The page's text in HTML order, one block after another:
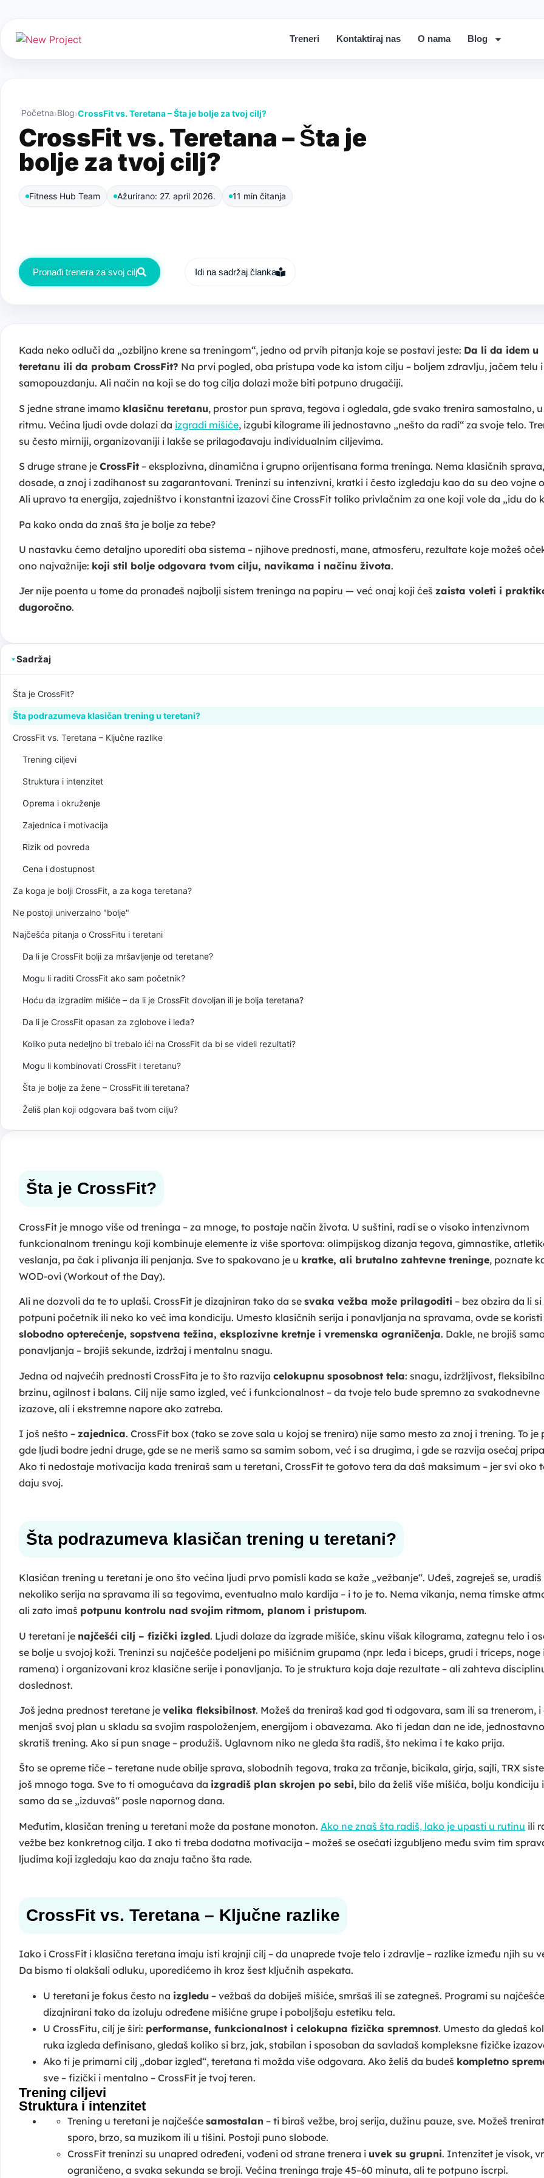
Treneri Kontaktiraj nas O nama Blog
Početna Blog CrossFit vs. Teretana – Šta je bolje za tvoj cilj?
CrossFit vs. Teretana – Šta je
bolje za tvoj cilj?
Fitness Hub Team Ažurirano: 27. april 2026. 11 min čitanja
Pronađi trenera za svoj cilj Idi na sadržaj članka
Kada neko odluči da „ozbiljno krene sa treningom“, jedno od prvih pitanja koje se postavi jeste: Da li da idem u
teretanu ili da probam CrossFit? Na prvi pogled, oba pristupa vode ka istom cilju – boljem zdravlju, jačem telu
samopouzdanju. Ali način na koji se do tog cilja dolazi može biti potpuno drugačiji.
S jedne strane imamo klasičnu teretanu, prostor pun sprava, tegova i ogledala, gde svako trenira samostalno,
ritmu. Većina ljudi ovde dolazi da izgradi mišiće, izgubi kilograme ili jednostavno „nešto da radi“ za svoje telo.
su često mirniji, organizovaniji i lakše se prilagođavaju individualnim ciljevima.
S druge strane je CrossFit – eksplozivna, dinamična i grupno orijentisana forma treninga. Nema klasičnih
dosade, a znoj i zadihanost su zagarantovani. Treninzi su intenzivni, kratki i često izgledaju kao da su deo vojne
Ali upravo ta energija, zajedništvo i konstantni izazovi čine CrossFit toliko privlačnim za one koji vole da „idu do
Pa kako onda da znaš šta je bolje za tebe?
U nastavku ćemo detaljno uporediti oba sistema – njihove prednosti, mane, atmosferu, rezultate koje možeš
ono najvažnije: koji stil bolje odgovara tvom cilju, navikama i načinu života.
Jer nije poenta u tome da pronađeš najbolji sistem treninga na papiru — već onaj koji ćeš zaista voleti i
dugoročno.
Sadržaj
Šta je CrossFit?
Šta podrazumeva klasičan trening u teretani?
CrossFit vs. Teretana – Ključne razlike
Trening ciljevi
Struktura i intenzitet
Oprema i okruženje
Zajednica i motivacija
Rizik od povreda
Cena i dostupnost
Za koga je bolji CrossFit, a za koga teretana?
Ne postoji univerzalno "bolje"
Najčešća pitanja o CrossFitu i teretani
Da li je CrossFit bolji za mršavljenje od teretane?
Mogu li raditi CrossFit ako sam početnik?
Hoću da izgradim mišiće – da li je CrossFit dovoljan ili je bolja teretana?
Da li je CrossFit opasan za zglobove i leđa?
Koliko puta nedeljno bi trebalo ići na CrossFit da bi se videli rezultati?
Mogu li kombinovati CrossFit i teretanu?
Šta je bolje za žene – CrossFit ili teretana?
Želiš plan koji odgovara baš tvom cilju?
Šta je CrossFit?
CrossFit je mnogo više od treninga – za mnoge, to postaje način života. U suštini, radi se o visoko intenzivnom
funkcionalnom treningu koji kombinuje elemente iz više sportova: olimpijskog dizanja tegova, gimnastike,
veslanja, pa čak i plivanja ili penjanja. Sve to spakovano je u kratke, ali brutalno zahtevne treninge, poznate
WOD-ovi (Workout of the Day).
Ali ne dozvoli da te to uplaši. CrossFit je dizajniran tako da se svaka vežba može prilagoditi – bez obzira da li si
potpuni početnik ili neko ko već ima kondiciju. Umesto klasičnih serija i ponavljanja na spravama, ovde se koristi
slobodno opterećenje, sopstvena težina, eksplozivne kretnje i vremenska ograničenja. Dakle, ne brojiš
ponavljanja – brojiš sekunde, izdržaj i mentalnu snagu.
Jedna od najvećih prednosti CrossFita je to što razvija celokupnu sposobnost tela: snagu, izdržljivost,
brzinu, agilnost i balans. Cilj nije samo izgled, već i funkcionalnost – da tvoje telo bude spremno za svakodnevne
izazove, ali i ekstremne napore ako zatreba.
I još nešto – zajednica. CrossFit box (tako se zove sala u kojoj se trenira) nije samo mesto za znoj i trening. To je
gde ljudi bodre jedni druge, gde se ne meriš samo sa samim sobom, već i sa drugima, i gde se razvija osećaj
Ako ti nedostaje motivacija kada treniraš sam u teretani, CrossFit te gotovo tera da daš maksimum – jer svi oko
daju svoj.
Šta podrazumeva klasičan trening u teretani?
Klasičan trening u teretani je ono što većina ljudi prvo pomisli kada se kaže „vežbanje“. Uđeš, zagreješ se, uradiš
nekoliko serija na spravama ili sa tegovima, eventualno malo kardija – i to je to. Nema vikanja, nema timske
ali zato imaš potpunu kontrolu nad svojim ritmom, planom i pristupom.
U teretani je najčešći cilj – fizički izgled. Ljudi dolaze da izgrade mišiće, skinu višak kilograma, zategnu telo i
se bolje u svojoj koži. Treninzi su najčešće podeljeni po mišićnim grupama (npr. leđa i biceps, grudi i triceps, noge
ramena) i organizovani kroz klasične serije i ponavljanja. To je struktura koja daje rezultate – ali zahteva
doslednost.
Još jedna prednost teretane je velika fleksibilnost. Možeš da treniraš kad god ti odgovara, sam ili sa trenerom, i
menjaš svoj plan u skladu sa svojim raspoloženjem, energijom i obavezama. Ako ti jedan dan ne ide, jednostavno
skratiš trening. Ako si pun snage – produžiš. Uglavnom niko ne gleda šta radiš, što nekima i te kako prija.
Što se opreme tiče – teretane nude obilje sprava, slobodnih tegova, traka za trčanje, bicikala, girja, sajli, TRX
još mnogo toga. Sve to ti omogućava da izgradiš plan skrojen po sebi, bilo da želiš više mišića, bolju kondiciju
samo da se „izduvaš“ posle napornog dana.
Međutim, klasičan trening u teretani može da postane monoton. Ako ne znaš šta radiš, lako je upasti u rutinu ili
vežbe bez konkretnog cilja. I ako ti treba dodatna motivacija – možeš se osećati izgubljeno među svim tim
ljudima koji izgledaju kao da znaju tačno šta rade.
CrossFit vs. Teretana – Ključne razlike
Iako i CrossFit i klasična teretana imaju isti krajnji cilj – da unaprede tvoje telo i zdravlje – razlike između njih su
Da bismo ti olakšali odluku, uporedićemo ih kroz šest ključnih aspekata.
U teretani je fokus često na izgledu – vežbaš da dobiješ mišiće, smršaš ili se zategneš. Programi su najčešće
dizajnirani tako da izoluju određene mišićne grupe i poboljšaju estetiku tela.
U CrossFitu, cilj je širi: performanse, funkcionalnost i celokupna fizička spremnost. Umesto da gledaš
ruka izgleda definisano, gledaš koliko si brz, jak, stabilan i sposoban da savladaš kompleksne fizičke
Ako ti je primarni cilj „dobar izgled“, teretana ti možda više odgovara. Ako želiš da budeš kompletno
sve – fizički i mentalno – CrossFit je tvoj teren.
Trening ciljevi
Struktura i intenzitet
Trening u teretani je najčešće samostalan – ti biraš vežbe, broj serija, dužinu pauze, sve. Možeš
sporo, brzo, sa muzikom ili u tišini. Postoji puno slobode.
CrossFit treninzi su unapred određeni, vođeni od strane trenera i uvek su grupni. Intenzitet je visok,
ograničeno, a svaka sekunda se broji. Većina treninga traje 45–60 minuta, ali te potpuno iscrpi.